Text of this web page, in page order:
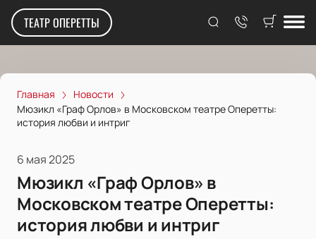
ТЕАТР ОПЕРЕТТЫ
Главная
Новости
Мюзикл «Граф Орлов» в Московском театре Оперетты:
история любви и интриг
6 мая 2025
Мюзикл «Граф Орлов» в
Московском театре Оперетты:
история любви и интриг